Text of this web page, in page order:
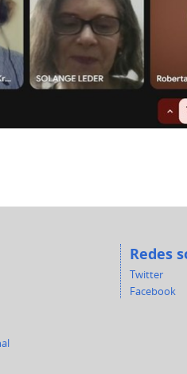
Redes
Twitter
Facebook